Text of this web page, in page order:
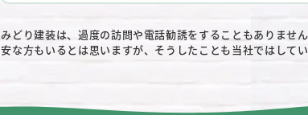
みどり建装は、過度の訪問や電話勧誘をすることもありませ
安な方もいるとは思いますが、そうしたことも当社ではして